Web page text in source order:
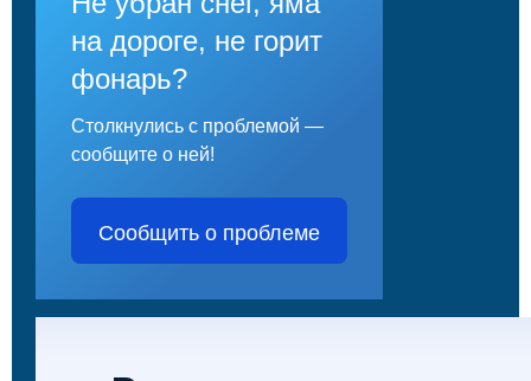
на дороге, не горит
фонарь?
Столкнулись с проблемой —
сообщите о ней!
Сообщить о проблеме